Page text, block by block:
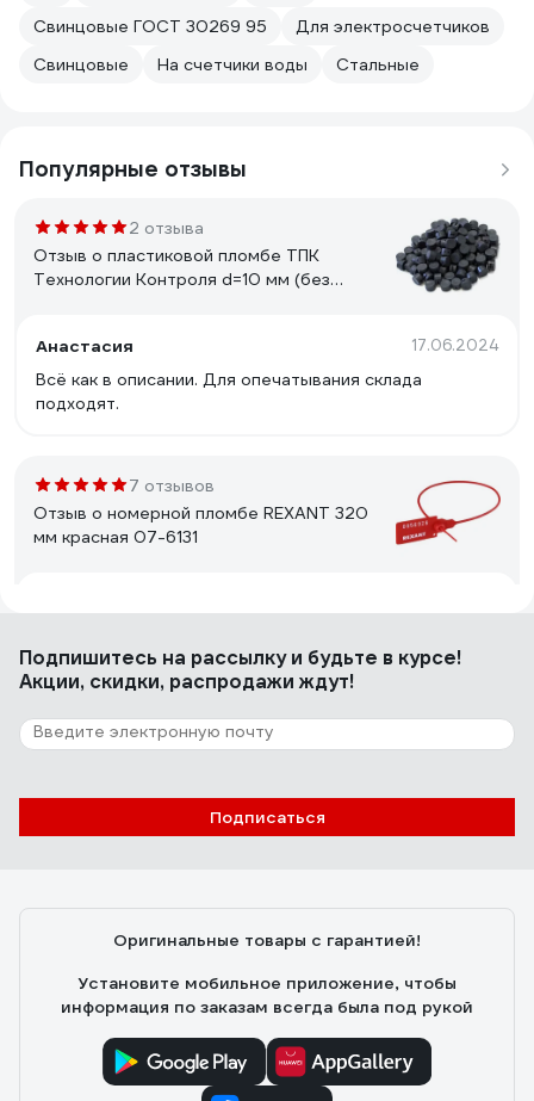
Свинцовые ГОСТ 30269 95
Для электросчетчиков
Свинцовые
На счетчики воды Стальные
Популярные отзывы
2 отзыва
Отзыв о пластиковой пломбе ТПК
Технологии Контроля d=10 мм (без
Анастасия
17.06.2024
Всё как в описании. Для опечатывания склада
подходят.
7 отзывов
Отзыв о номерной пломбе REXANT 320
мм красная 07-6131
9 отзывов
Отзыв о номерной пломбе ЕВРОПАРТНЕР
Михаил Б. 10.06.2025
Подпишитесь на рассылкуи будьте в курсе!
Акции, скидки, распродажи ждут!
Подписаться
Оригинальные товары с гарантией!
Установите мобильное приложение, чтобы
информация по заказам всегда была под рукой